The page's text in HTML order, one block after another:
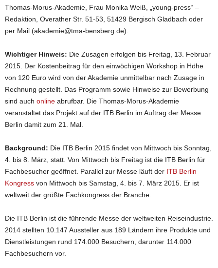
Thomas-Morus-Akademie, Frau Monika Weiß, „young-press“ –
Redaktion, Overather Str. 51-53, 51429 Bergisch Gladbach oder
per Mail (akademie@tma-bensberg.de).
Wichtiger Hinweis: Die Zusagen erfolgen bis Freitag, 13. Februar
2015. Der Kostenbeitrag für den einwöchigen Workshop in Höhe
von 120 Euro wird von der Akademie unmittelbar nach Zusage in
Rechnung gestellt. Das Programm sowie Hinweise zur Bewerbung
sind auch online abrufbar. Die Thomas-Morus-Akademie
veranstaltet das Projekt auf der ITB Berlin im Auftrag der Messe
Berlin damit zum 21. Mal.
Background: Die ITB Berlin 2015 findet von Mittwoch bis Sonntag,
4. bis 8. März, statt. Von Mittwoch bis Freitag ist die ITB Berlin für
Fachbesucher geöffnet. Parallel zur Messe läuft der ITB Berlin
Kongress von Mittwoch bis Samstag, 4. bis 7. März 2015. Er ist
weltweit der größte Fachkongress der Branche.
Die ITB Berlin ist die führende Messe der weltweiten Reiseindustrie.
2014 stellten 10.147 Aussteller aus 189 Ländern ihre Produkte und
Dienstleistungen rund 174.000 Besuchern, darunter 114.000
Fachbesuchern vor.